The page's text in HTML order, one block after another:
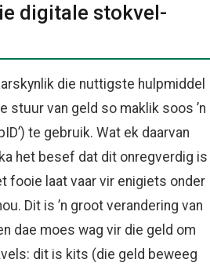
digitale stokvel-
die nuttigste hulpmiddel
stuur van geld so maklik soos ’n
te gebruik. Wat ek daarvan
het besef dat dit onregverdig is
fooie laat vaar vir enigiets onder
Dit is ’n groot verandering van
dae moes wag vir die geld om
dit is kits (die geld beweeg